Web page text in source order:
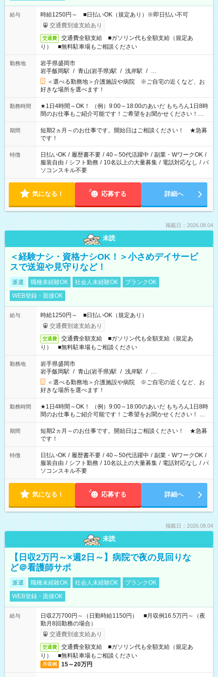
給与
時給1250円～ ■日払いOK（規定あり）※即日払い不可
交通費別途支給あり
交通費
交通費全額支給 ■ガソリン代も全額支給（規定あ
り） ■無料駐車場もご相談ください
勤務地
岩手県盛岡市
岩手飯岡駅 / 青山(岩手県)駅 / 浅岸駅 / …
＜選べる勤務地＞介護施設や病院 ※ご自宅の近くなど、お
好きな場所を選べます！
勤務時間
★1日4時間～OK！ （例）9:00～18:00のあいだ もちろん1日8時
間のお仕事もご紹介可能です！ご希望をお聞かせください！★
家庭の都合でお休みが必要な場合も遠慮なくご相談ください。
※週最低15時間以上の勤務が必要です
期間
短期2ヵ月～のお仕事です。開始日はご相談ください！ ★急募
です！
特徴 日払いOK / 履歴書不要 / 40～50代活躍中 / 副業・WワークOK /
服装自由 / シフト勤務 / 10名以上の大量募集 / 電話対応なし / パ
ソコンスキル不要
気になる！ 応募する 詳細へ
掲載日：2026.08.04
未読
＜経験ナシ・資格ナシOK！＞小さめデイサービ
スで送迎や見守りなど！
派遣 職種未経験OK 社会人未経験OK
ブランクOK
WEB登録・面接OK
給与
時給1250円～ ■日払いOK（規定あり）
交通費別途支給あり
交通費
交通費全額支給 ■ガソリン代も全額支給（規定あ
り） ■無料駐車場もご相談ください
勤務地
岩手県盛岡市
岩手飯岡駅 / 青山(岩手県)駅 / 浅岸駅 / …
＜選べる勤務地＞介護施設や病院 ※ご自宅の近くなど、お
好きな場所を選べます！
勤務時間
★1日4時間～OK！ （例）9:00～18:00のあいだ もちろん1日8時
間のお仕事もご紹介可能です！ご希望をお聞かせください！ ★
家庭の都合でお休みが必要な場合も遠慮なくご相談ください。
※週最低15時間以上の勤務が必要です
期間
短期2ヵ月～のお仕事です。開始日はご相談ください！ ★急募
です！
特徴 日払いOK / 履歴書不要 / 40～50代活躍中 / 副業・WワークOK /
服装自由 / シフト勤務 / 10名以上の大量募集 / 電話対応なし / パ
ソコンスキル不要
気になる！ 応募する 詳細へ
掲載日：2026.08.04
未読
【日収2万円～×週2日～】病院で夜の見回りな
ど＠看護師サポ
派遣 職種未経験OK 社会人未経験OK
ブランクOK
WEB登録・面接OK
給与
日収2万700円～（日勤時給1150円） ■月収例16.5万円～（夜
勤月8回勤務の場合）
交通費別途支給あり
交通費
交通費全額支給 ■ガソリン代も全額支給（規定あ
り） ■無料駐車場もご相談ください
月収例 15～20万円